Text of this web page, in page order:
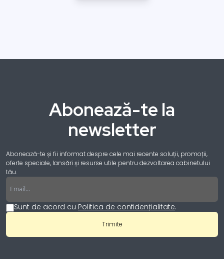
Abonează-te la
newsletter
Abonează-te și fii informat despre cele mai recente soluții, promoții,
oferte speciale, lansări și resurse utile pentru dezvoltarea cabinetului
tău.
Email
Sunt de acord cu Politica de confidențialitate.
Trimite